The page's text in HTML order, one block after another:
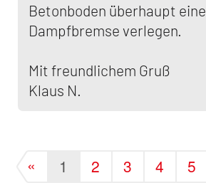
Betonboden überhaupt eine
Dampfbremse verlegen.
Mit freundlichem Gruß
Klaus N.
« 1 2 3 4 5